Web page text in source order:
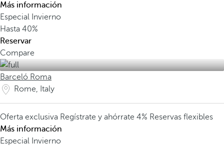
Más información
Especial Invierno
Hasta 40%
Reservar
Compare
Barceló Roma
Rome, Italy
Oferta exclusiva Regístrate y ahórrate 4% Reservas flexibles
Más información
Especial Invierno